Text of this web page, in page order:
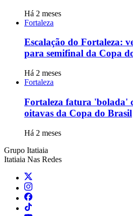
Há 2 meses
Fortaleza
Escalação do Fortaleza:
para semifinal da Copa
Há 2 meses
Fortaleza
Fortaleza fatura 'bolada'
oitavas da Copa do Brasil
Há 2 meses
Grupo Itatiaia
Itatiaia Nas Redes